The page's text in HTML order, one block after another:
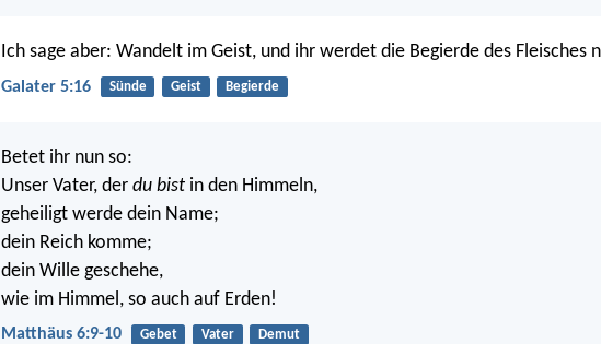
Ich sage aber: Wandelt im Geist, und ihr werdet die Begierde des Fleisches
Galater 5:16 Sünde Geist Begierde
Betet ihr nun so:
Unser Vater, der du bist in den Himmeln,
geheiligt werde dein Name;
dein Reich komme;
dein Wille geschehe,
wie im Himmel, so auch auf Erden!
Matthäus 6:9-10 Gebet Vater Demut